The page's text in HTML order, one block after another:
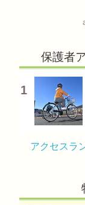
保護者
アクセスラ